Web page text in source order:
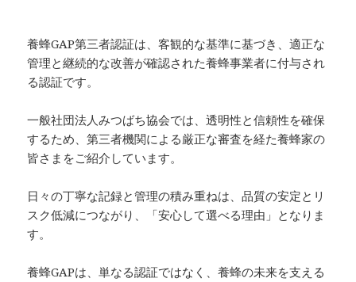
養蜂GAP第三者認証は、客観的な基準に基づき、適正な
管理と継続的な改善が確認された養蜂事業者に付与され
る認証です。
一般社団法人みつばち協会では、透明性と信頼性を確保
するため、第三者機関による厳正な審査を経た養蜂家の
皆さまをご紹介しています。
日々の丁寧な記録と管理の積み重ねは、品質の安定とリ
スク低減につながり、「安心して選べる理由」となりま
す。
養蜂GAPは、単なる認証ではなく、養蜂の未来を支える